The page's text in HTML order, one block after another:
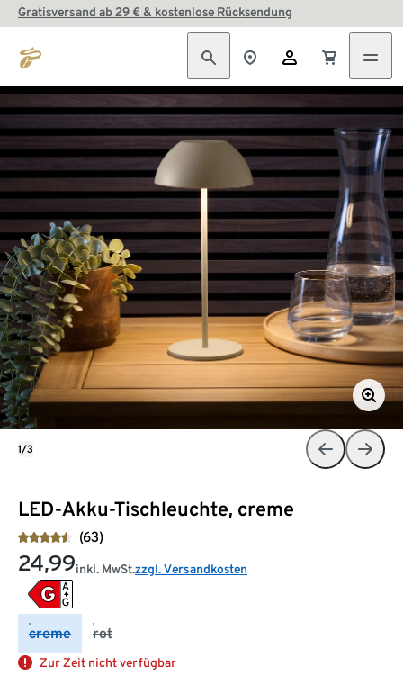
Gratisversand ab 29 € & kostenlose Rücksendung
LED-Akku-Tischleuchte, creme
(63)
24,99inkl. MwSt.zzgl. Versandkosten
creme rot
Zur Zeit nicht verfügbar
1/3